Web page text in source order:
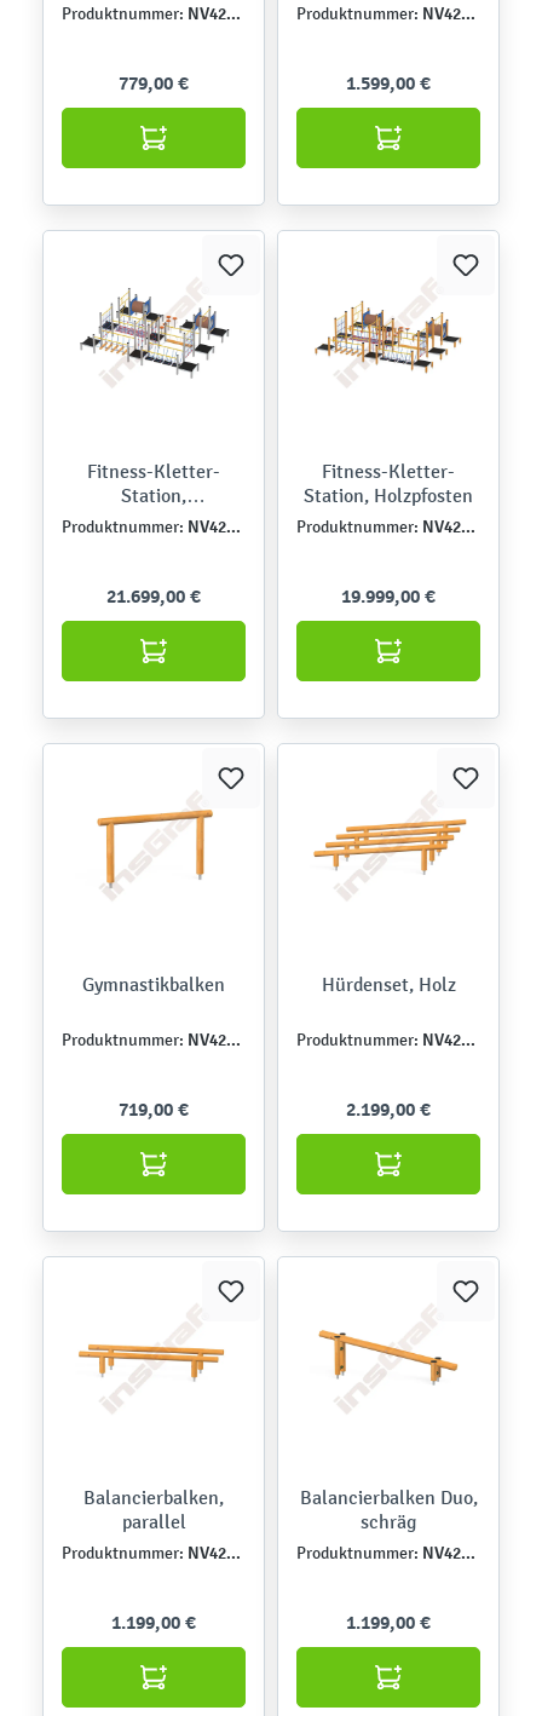
Produktnummer: NV4228EZ
779,00 €
Produktnummer: NV4227Z
1.599,00 €
Fitness-Kletter-
Station,
Metallpfosten
Produktnummer: NV42261MPN
21.699,00 €
Fitness-Kletter-
Station, Holzpfosten
Produktnummer: NV42261EPZN
19.999,00 €
Gymnastikbalken
Produktnummer: NV4213E
719,00 €
Hürdenset, Holz
Produktnummer: NV4212E
2.199,00 €
Balancierbalken,
parallel
Produktnummer: NV4211E
1.199,00 €
Balancierbalken Duo,
schräg
Produktnummer: NV4210E
1.199,00 €